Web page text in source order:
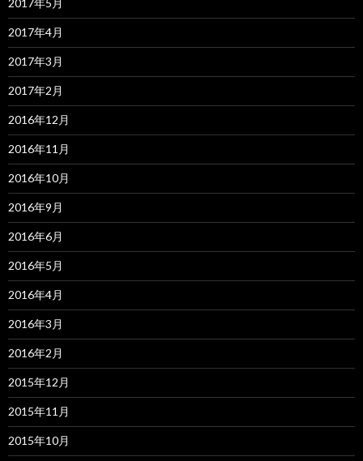
2017年5月
2017年4月
2017年3月
2017年2月
2016年12月
2016年11月
2016年10月
2016年9月
2016年6月
2016年5月
2016年4月
2016年3月
2016年2月
2015年12月
2015年11月
2015年10月